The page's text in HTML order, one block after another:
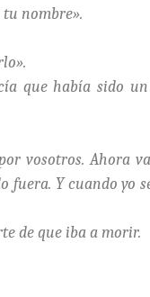
nombre».
que había sido
vosotros. Ahora
fuera. Y cuando yo
de que iba a morir.